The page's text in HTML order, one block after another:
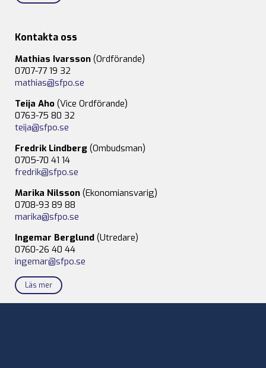
Kontakta oss
Mathias Ivarsson (Ordförande)
0707-77 19 32
mathias@sfpo.se
Teija Aho (Vice Ordförande)
0763-75 80 32
teija@sfpo.se
Fredrik Lindberg (Ombudsman)
0705-70 41 14
fredrik@sfpo.se
Marika Nilsson (Ekonomiansvarig)
0708-93 89 88
marika@sfpo.se
Ingemar Berglund (Utredare)
0760-26 40 44
ingemar@sfpo.se
Läs mer